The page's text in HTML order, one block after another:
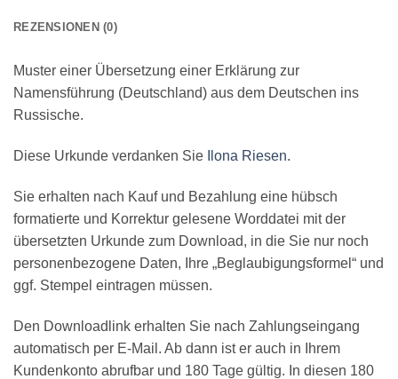
REZENSIONEN (0)
Muster einer Übersetzung einer Erklärung zur
Namensführung (Deutschland) aus dem Deutschen ins
Russische.
Diese Urkunde verdanken Sie Ilona Riesen.
Sie erhalten nach Kauf und Bezahlung eine hübsch
formatierte und Korrektur gelesene Worddatei mit der
übersetzten Urkunde zum Download, in die Sie nur noch
personenbezogene Daten, Ihre „Beglaubigungsformel“ und
ggf. Stempel eintragen müssen.
Den Downloadlink erhalten Sie nach Zahlungseingang
automatisch per E-Mail. Ab dann ist er auch in Ihrem
Kundenkonto abrufbar und 180 Tage gültig. In diesen 180